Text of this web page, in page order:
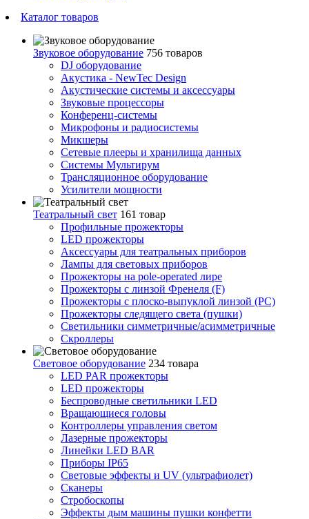
Каталог товаров
Звуковое оборудование 756 товаров
DJ оборудование
Акустика - NewTec Design
Акустические системы и аксессуары
Звуковые процессоры
Конференц-системы
Микрофоны и радиосистемы
Микшеры
Сетевые плееры и хранилища данных
Системы Мультирум
Трансляционное оборудование
Усилители мощности
Театральный свет 161 товар
Профильные прожекторы
LED прожекторы
Аксессуары для театральных приборов
Лампы для световых приборов
Прожекторы на pole-operated лире
Прожекторы с линзой Френеля (F)
Прожекторы с плоско-выпуклой линзой (PC)
Прожекторы следящего света (пушки)
Светильники симметричные/асимметричные
Скроллеры
Световое оборудование 234 товара
LED PAR прожекторы
LED прожекторы
Беспроводные светильники LED
Вращающиеся головы
Контроллеры управления светом
Лазерные прожекторы
Линейки LED BAR
Приборы IP65
Световые эффекты и UV (ультрафиолет)
Сканеры
Стробоскопы
Эффекты дым машины пушки конфетти